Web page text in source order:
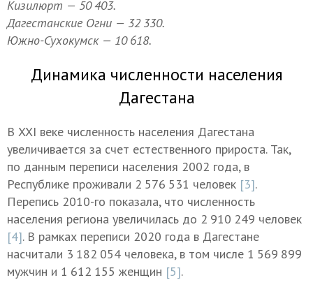
Кизилюрт — 50 403.
Дагестанские Огни — 32 330.
Южно-Сухокумск — 10 618.
Динамика численности населения
Дагестана
В XXI веке численность населения Дагестана
увеличивается за счет естественного прироста. Так,
по данным переписи населения 2002 года, в
Республике проживали 2 576 531 человек [3].
Перепись 2010-го показала, что численность
населения региона увеличилась до 2 910 249 человек
[4]. В рамках переписи 2020 года в Дагестане
насчитали 3 182 054 человека, в том числе 1 569 899
мужчин и 1 612 155 женщин [5].